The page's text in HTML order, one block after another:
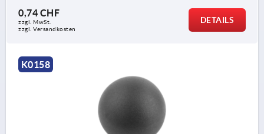
0,74 CHF
zzgl. MwSt.
zzgl. Versandkosten
DETAILS
K0158